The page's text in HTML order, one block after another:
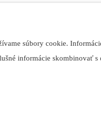
súbory cookie.
informácie skombinovať